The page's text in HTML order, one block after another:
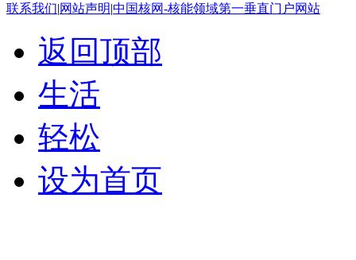
联系我们|网站声明|中国核网-核能领域第一垂直门户网站
返回顶部
生活
轻松
设为首页